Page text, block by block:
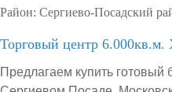
Район: Сергиево-Посадский
Торговый центр 6.000кв.м.
Предлагаем купить готовый